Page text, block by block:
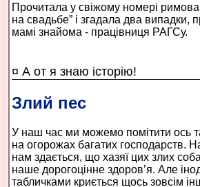
Прочитала у свіжому номері
на свадьбе” і згадала два випадки,
мамі знайома - працівниця РАГСу.
¤ А от я знаю історію!
Злий пес
У наш час ми можемо помітити ось
на огорожах багатих господарств.
нам здається, що хазяї цих злих
наше дорогоцінне здоров’я. Але
табличками криється щось зовсім